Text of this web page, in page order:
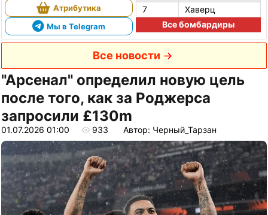
Атрибутика
Мы в Telegram
7
Хаверц
Все бомбардиры
Все новости
"Арсенал" определил новую цель
после того, как за Роджерса
запросили £130m
01.07.2026 01:00 933 Автор: Черный_Тарзан